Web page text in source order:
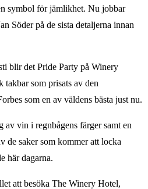
symbol för jämlikhet. Nu jobbar
Söder på de sista detaljerna innan
blir det Pride Party på Winery
takbar som prisats av den
som en av väldens bästa just nu.
av vin i regnbågens färger samt en
de saker som kommer att locka
här dagarna.
att besöka The Winery Hotel,